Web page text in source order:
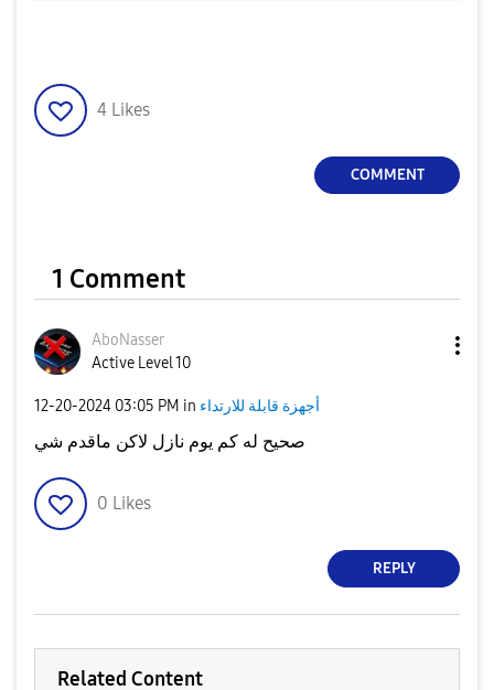
4 Likes
COMMENT
1 Comment
AboNasser
Active Level 10
‎12-20-2024 03:05 PM in أجهزة قابلة للارتداء
صحيح له كم يوم نازل لاكن ماقدم شي
0 Likes
REPLY
Related Content